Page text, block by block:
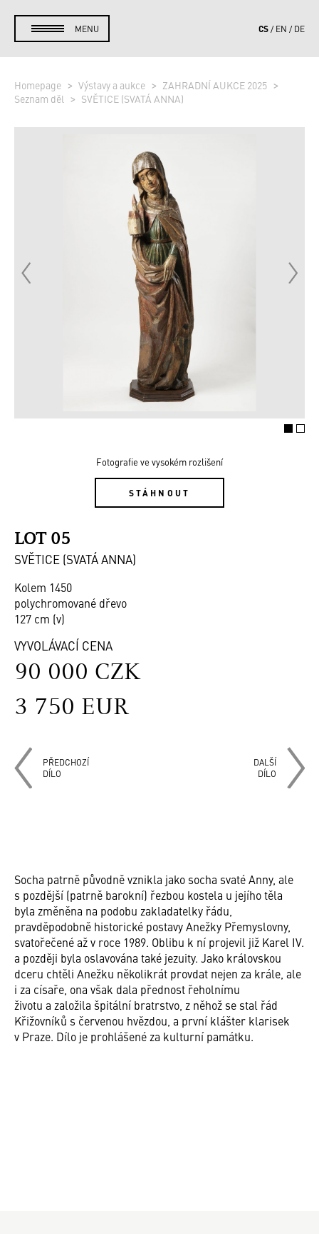
MENU CS EN DE
Homepage Výstavy a aukce
ZAHRADNÍ AUKCE 2025
Seznam děl
SVĚTICE (SVATÁ ANNA)
Fotografie ve vysokém rozlišení
STÁHNOUT
LOT 05
SVĚTICE (SVATÁ ANNA)
Kolem 1450
polychromované dřevo
127 cm (v)
VYVOLÁVACÍ CENA
90 000 CZK
3 750 EUR
PŘEDCHOZÍ
DÍLO
DALŠÍ
DÍLO
Socha patrně původně vznikla jako socha svaté Anny, ale
s pozdější (patrně barokní) řezbou kostela u jejího těla
byla změněna na podobu zakladatelky řádu,
pravděpodobně historické postavy Anežky Přemyslovny,
svatořečené až v roce 1989. Oblibu k ní projevil již Karel IV.
a později byla oslavována také jezuity. Jako královskou
dceru chtěli Anežku několikrát provdat nejen za krále, ale
i za císaře, ona však dala přednost řeholnímu
životu a založila špitální bratrstvo, z něhož se stal řád
Křižovníků s červenou hvězdou, a první klášter klarisek
v Praze. Dílo je prohlášené za kulturní památku.